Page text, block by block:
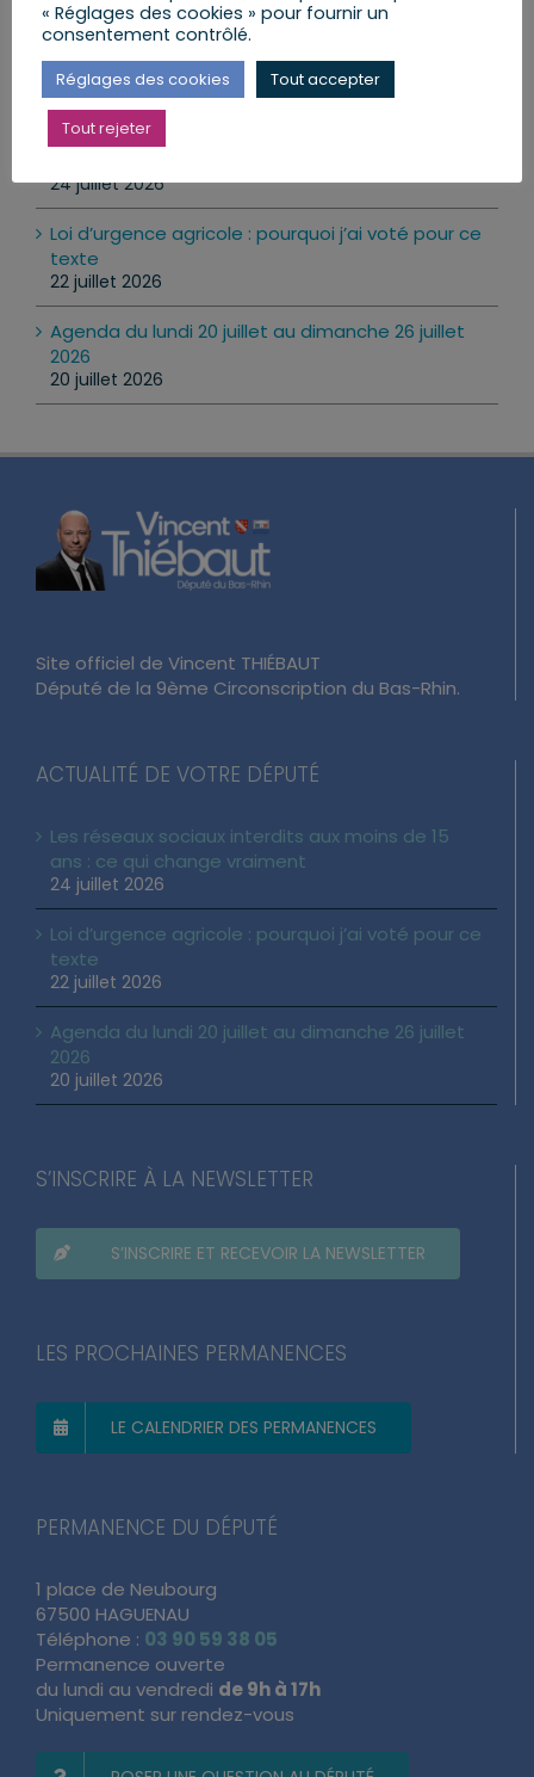
Mes dernières publications
Les réseaux sociaux interdits aux moins de 15 ans
24 juillet 2026
Loi d’urgence agricole : pourquoi j’ai voté pour ce
texte
22 juillet 2026
Agenda du lundi 20 juillet au dimanche 26 juillet
2026
20 juillet 2026
Site officiel de Vincent THIÉBAUT
Député de la 9ème Circonscription du Bas-Rhin.
ACTUALITÉ DE VOTRE DÉPUTÉ
Les réseaux sociaux interdits aux moins de 15
ans : ce qui change vraiment
24 juillet 2026
Loi d’urgence agricole : pourquoi j’ai voté pour ce
texte
22 juillet 2026
Agenda du lundi 20 juillet au dimanche 26 juillet
2026
20 juillet 2026
S’INSCRIRE À LA NEWSLETTER
S’INSCRIRE ET RECEVOIR LA NEWSLETTER
LES PROCHAINES PERMANENCES
LE CALENDRIER DES PERMANENCES
PERMANENCE DU DÉPUTÉ
1 place de Neubourg
67500 HAGUENAU
Téléphone : 03 90 59 38 05
Permanence ouverte
du lundi au vendredi de 9h à 17h
Uniquement sur rendez-vous
« Réglages des cookies » pour fournir un
consentement contrôlé.
Réglages des cookies Tout accepter
Tout rejeter